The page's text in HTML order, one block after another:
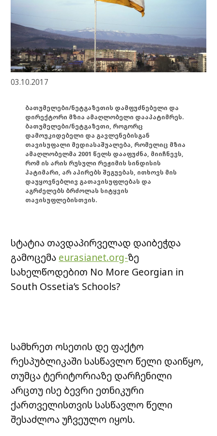
03.10.2017
ბათუმელები/ნეტგაზეთის დამფუძნებელი და
დირექტორი მზია ამაღლობელი დააპატიმრეს.
ბათუმელები/ნეტგაზეთი, როგორც
დამოუკიდებელი და გავლენებისგან
თავისუფალი მედიასაშუალება, რომელიც მზია
ამაღლობელმა 2001 წელს დააფუძნა, მიიჩნევს,
რომ ის არის რუსული რეჟიმის სინდისის
პატიმარი, არ აპირებს შეგუებას, ითხოვს მის
დაუყოვნებლივ გათავისუფლებას და
აგრძელებს ბრძოლას სიტყვის
თავისუფლებისთვის.
სტატია თავდაპირველად დაიბეჭდა
გამოცემა eurasianet.org-ზე
სახელწოდებით No More Georgian in
South Ossetia’s Schools?
სამხრეთ ოსეთის დე ფაქტო
რესპუბლიკაში სასწავლო წელი დაიწყო,
თუმცა ტერიტორიაზე დარჩენილი
არცთუ ისე ბევრი ეთნიკური
ქართველისთვის სასწავლო წელი
შესაძლოა უჩვეულო იყოს.